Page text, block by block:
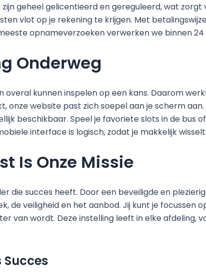
geheel gelicentieerd en gereguleerd, wat zorgt
vlot op je rekening te krijgen. Met
opnameverzoeken verwerken we binnen 24
Onderweg
kunnen inspelen op een kans. Daarom
onze website past zich soepel aan je scherm
beschikbaar. Speel je favoriete slots in de bus
interface is logisch, zodat je makkelijk
Is Onze Missie
die succes heeft. Door een beveiligde en
de veiligheid en het aanbod. Jij kunt je focussen
van wordt. Deze instelling leeft in elke afdeling,
Succes